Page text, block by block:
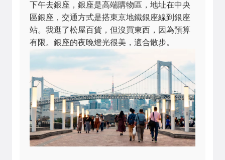
下午去銀座，銀座是高端購物區，地址在中央
區銀座，交通方式是搭東京地鐵銀座線到銀座
站。我逛了松屋百貨，但沒買東西，因為預算
有限。銀座的夜晚燈光很美，適合散步。